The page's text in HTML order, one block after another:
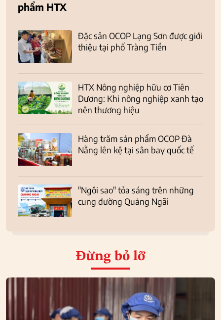
phẩm HTX
Đặc sản OCOP Lạng Sơn được giới
thiệu tại phố Tràng Tiền
HTX Nông nghiệp hữu cơ Tiên
Dương: Khi nông nghiệp xanh tạo
nên thương hiệu
Hàng trăm sản phẩm OCOP Đà
Nẵng lên kệ tại sân bay quốc tế
"Ngôi sao" tỏa sáng trên những
cung đường Quảng Ngãi
Đừng bỏ lỡ